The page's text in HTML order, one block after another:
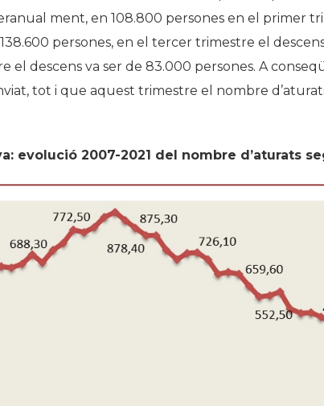
ment, en 108.800 persones en el primer
persones, en el tercer trimestre el
el descens va ser de 83.000 persones. A
tot i que aquest trimestre el nombre
evolució 2007-2021 del nombre d’aturats